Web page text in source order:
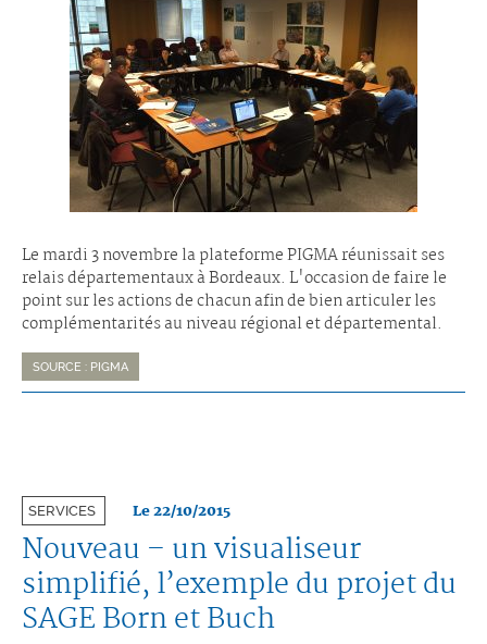
Le mardi 3 novembre la plateforme PIGMA réunissait ses
relais départementaux à Bordeaux. L'occasion de faire le
point sur les actions de chacun afin de bien articuler les
complémentarités au niveau régional et départemental.
SOURCE : PIGMA
SERVICES Le 22/10/2015
Nouveau – un visualiseur
simplifié, l’exemple du projet du
SAGE Born et Buch